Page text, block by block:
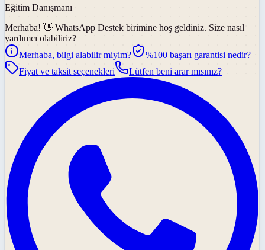
Eğitim Danışmanı
Merhaba! 👋 WhatsApp Destek birimine hoş geldiniz. Size nasıl
yardımcı olabiliriz?
Merhaba, bilgi alabilir miyim?
%100 başarı garantisi nedir?
Fiyat ve taksit seçenekleri
Lütfen beni arar mısınız?